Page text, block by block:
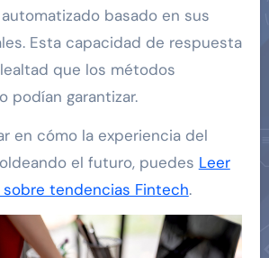
basado en sus
Esta capacidad de respuesta
que los métodos
podían garantizar.
en cómo la experiencia del
el futuro, puedes Leer
sobre tendencias Fintech.